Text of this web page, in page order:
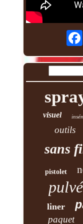
visuel
outils
sans
pistolet
liner
paquet